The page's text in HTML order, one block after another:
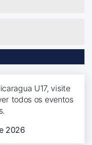
U17, visite
todos os eventos
2026